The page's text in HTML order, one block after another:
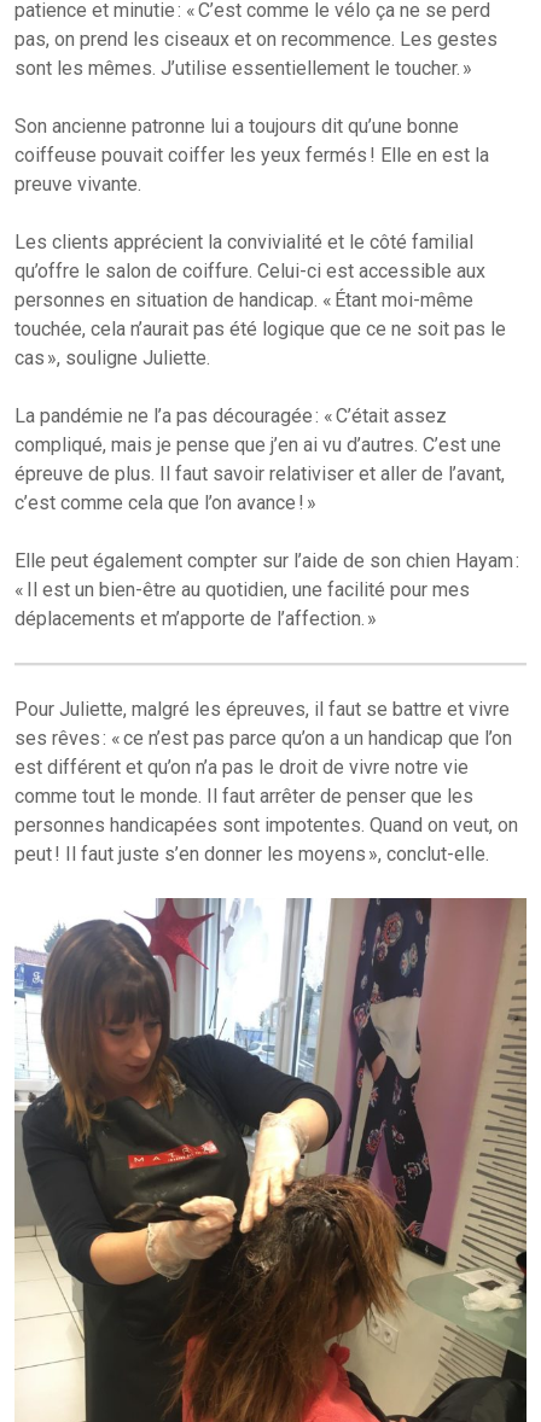
patience et minutie : « C’est comme le vélo ça ne se perd
pas, on prend les ciseaux et on recommence. Les gestes
sont les mêmes. J’utilise essentiellement le toucher. »
Son ancienne patronne lui a toujours dit qu’une bonne
coiffeuse pouvait coiffer les yeux fermés ! Elle en est la
preuve vivante.
Les clients apprécient la convivialité et le côté familial
qu’offre le salon de coiffure. Celui-ci est accessible aux
personnes en situation de handicap. « Étant moi-même
touchée, cela n’aurait pas été logique que ce ne soit pas le
cas », souligne Juliette.
La pandémie ne l’a pas découragée : « C’était assez
compliqué, mais je pense que j’en ai vu d’autres. C’est une
épreuve de plus. Il faut savoir relativiser et aller de l’avant,
c’est comme cela que l’on avance ! »
Elle peut également compter sur l’aide de son chien Hayam :
« Il est un bien-être au quotidien, une facilité pour mes
déplacements et m’apporte de l’affection. »
Pour Juliette, malgré les épreuves, il faut se battre et vivre
ses rêves : « ce n’est pas parce qu’on a un handicap que l’on
est différent et qu’on n’a pas le droit de vivre notre vie
comme tout le monde. Il faut arrêter de penser que les
personnes handicapées sont impotentes. Quand on veut, on
peut ! Il faut juste s’en donner les moyens », conclut-elle.